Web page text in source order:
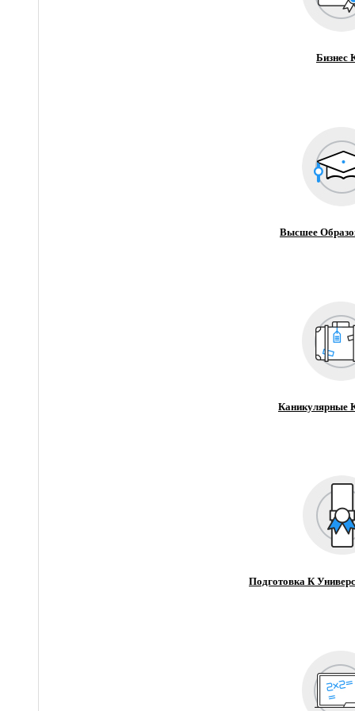
Бизнес
Высшее
Каникулярные
Подготовка К